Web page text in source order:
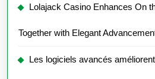
Lolajack Casino Enhances On
Together with Elegant
Les logiciels avancés